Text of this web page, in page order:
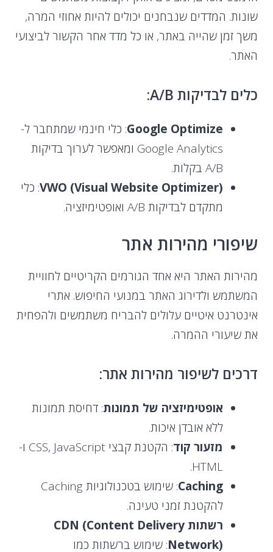
שונות. המדדים שנבחנים יכולים להיות אחוזי המרה,
משך זמן שהייה באתר, או כל מדד אחר הקשור לביצועי
האתר.
כלים לבדיקות A/B:
Google Optimize: כלי חינמי שמתחבר ל-
Google Analytics ומאפשר לערוך בדיקות
A/B בקלות.
VWO (Visual Website Optimizer): כלי
מתקדם לבדיקות A/B ואופטימיזציה.
שיפורי מהירות אתר
מהירות האתר היא אחד הגורמים הקריטיים לחוויית
המשתמש ולדירוג האתר במנועי החיפוש. אתרי
אינטרנט איטיים עלולים להבריח משתמשים ולהפחית
את שיעורי ההמרה.
דרכים לשיפור מהירות אתר:
אופטימיזציה של תמונות: דחיסת תמונות
ללא אובדן איכות.
מזעור קוד
: הקטנת קבצי CSS, JavaScript ו-
HTML.
Caching
: שימוש בטכנולוגיות Caching
להקטנת זמני טעינה.
רשתות CDN (Content Delivery
Network): שימוש ברשתות כמו